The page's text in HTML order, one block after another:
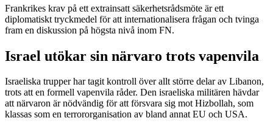
Frankrikes krav på ett extrainsatt säkerhetsrådsmöte är ett
diplomatiskt tryckmedel för att internationalisera frågan och tvinga
fram en diskussion på högsta nivå inom FN.
Israel utökar sin närvaro trots vapenvila
Israeliska trupper har tagit kontroll över allt större delar av Libanon,
trots att en formell vapenvila råder. Den israeliska militären hävdar
att närvaron är nödvändig för att försvara sig mot Hizbollah, som
klassas som en terrororganisation av bland annat EU och USA.